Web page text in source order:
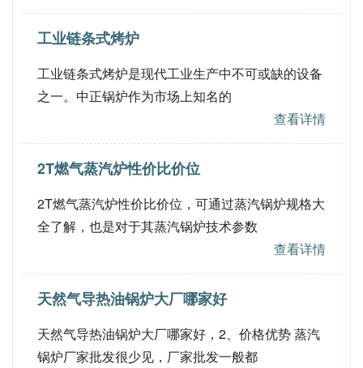
工业链条式烤炉
工业链条式烤炉是现代工业生产中不可或缺的设备
之一。中正锅炉作为市场上知名的
查看详情
2T燃气蒸汽炉性价比价位
2T燃气蒸汽炉性价比价位，可通过蒸汽锅炉规格大
全了解，也是对于其蒸汽锅炉技术参数
查看详情
天然气导热油锅炉大厂哪家好
天然气导热油锅炉大厂哪家好，2、价格优势 蒸汽
锅炉厂家批发很少见，厂家批发一般都